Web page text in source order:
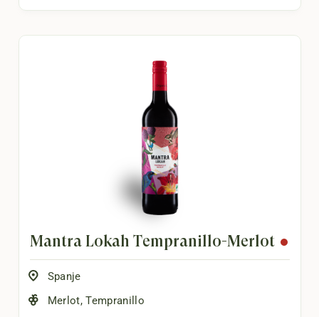
Mantra Lokah Tempranillo-Merlot
Spanje
Merlot,Tempranillo